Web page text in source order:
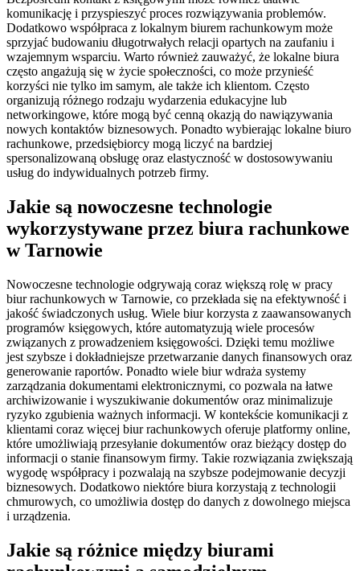
komunikację i przyspieszyć proces rozwiązywania problemów.
Dodatkowo współpraca z lokalnym biurem rachunkowym może
sprzyjać budowaniu długotrwałych relacji opartych na zaufaniu i
wzajemnym wsparciu. Warto również zauważyć, że lokalne biura
często angażują się w życie społeczności, co może przynieść
korzyści nie tylko im samym, ale także ich klientom. Często
organizują różnego rodzaju wydarzenia edukacyjne lub
networkingowe, które mogą być cenną okazją do nawiązywania
nowych kontaktów biznesowych. Ponadto wybierając lokalne biuro
rachunkowe, przedsiębiorcy mogą liczyć na bardziej
spersonalizowaną obsługę oraz elastyczność w dostosowywaniu
usług do indywidualnych potrzeb firmy.
Jakie są nowoczesne technologie
wykorzystywane przez biura rachunkowe
w Tarnowie
Nowoczesne technologie odgrywają coraz większą rolę w pracy
biur rachunkowych w Tarnowie, co przekłada się na efektywność i
jakość świadczonych usług. Wiele biur korzysta z zaawansowanych
programów księgowych, które automatyzują wiele procesów
związanych z prowadzeniem księgowości. Dzięki temu możliwe
jest szybsze i dokładniejsze przetwarzanie danych finansowych oraz
generowanie raportów. Ponadto wiele biur wdraża systemy
zarządzania dokumentami elektronicznymi, co pozwala na łatwe
archiwizowanie i wyszukiwanie dokumentów oraz minimalizuje
ryzyko zgubienia ważnych informacji. W kontekście komunikacji z
klientami coraz więcej biur rachunkowych oferuje platformy online,
które umożliwiają przesyłanie dokumentów oraz bieżący dostęp do
informacji o stanie finansowym firmy. Takie rozwiązania zwiększają
wygodę współpracy i pozwalają na szybsze podejmowanie decyzji
biznesowych. Dodatkowo niektóre biura korzystają z technologii
chmurowych, co umożliwia dostęp do danych z dowolnego miejsca
i urządzenia.
Jakie są różnice między biurami